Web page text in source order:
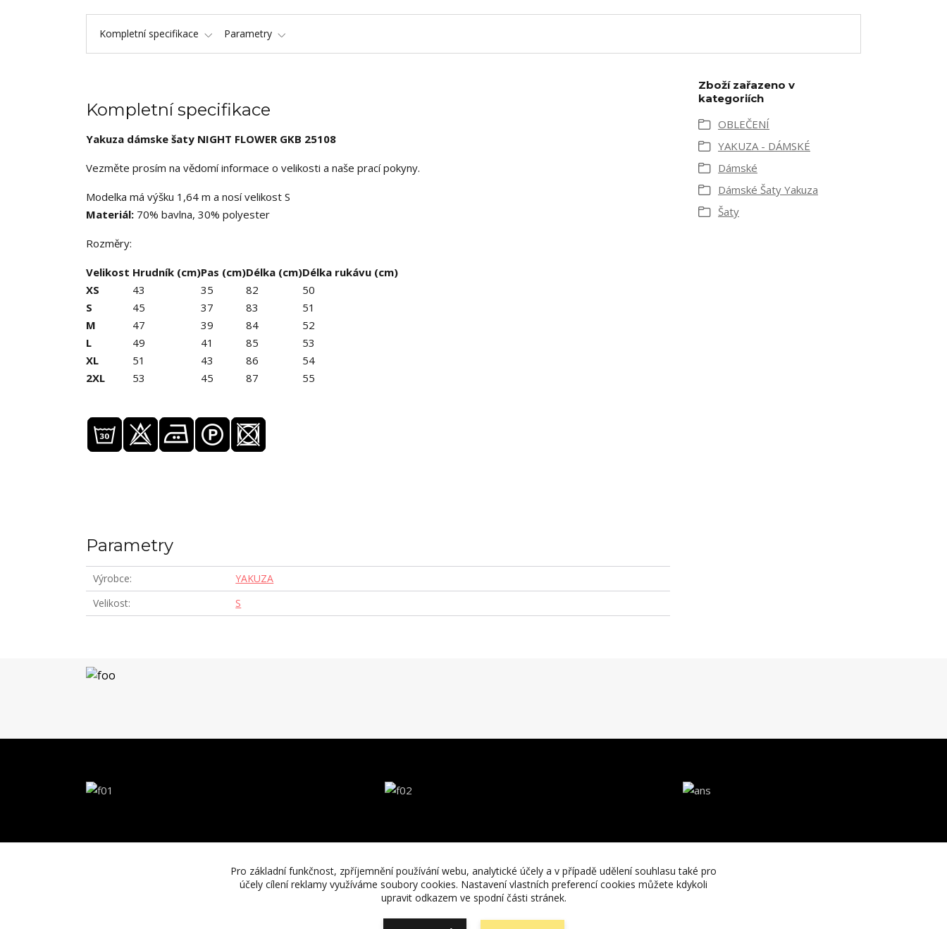
Kompletní specifikace Parametry
Kompletní specifikace
Yakuza dámske šaty NIGHT FLOWER GKB 25108
Vezměte prosím na vědomí informace o velikosti a naše prací pokyny.
Modelka má výšku 1,64 m a nosí velikost S
Materiál: 70% bavlna, 30% polyester
Rozměry:
Velikost Hrudník (cm)Pas (cm)Délka (cm)Délka rukávu (cm)
XS
43 35 82
50
S
45 37 83
51
M
47 39 84
52
L
49 41 85
53
XL
51 43 86
54
2XL
53 45 87 55
Parametry
Výrobce
YAKUZA
Velikost
S
Zboží zařazeno v
kategoriích
OBLEČENÍ
YAKUZA - DÁMSKÉ
Dámské
Dámské Šaty Yakuza
Šaty
Pro základní funkčnost, zpříjemnění používání webu, analytické účely a v případě udělení souhlasu také pro
účely cílení reklamy využíváme soubory cookies. Nastavení vlastních preferencí cookies můžete kdykoli
upravit odkazem ve spodní části stránek.